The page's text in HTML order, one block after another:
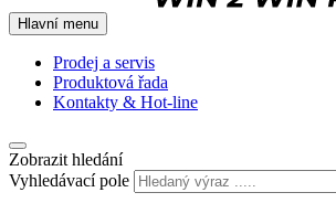
Hlavní menu
Prodej a servis
Produktová řada
Kontakty & Hot-line
Zobrazit hledání
Vyhledávací pole